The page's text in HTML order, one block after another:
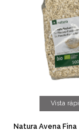
Vista
Natura Avena Fina